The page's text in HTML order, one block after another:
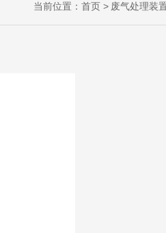
当前位置： 首页 废气处理装